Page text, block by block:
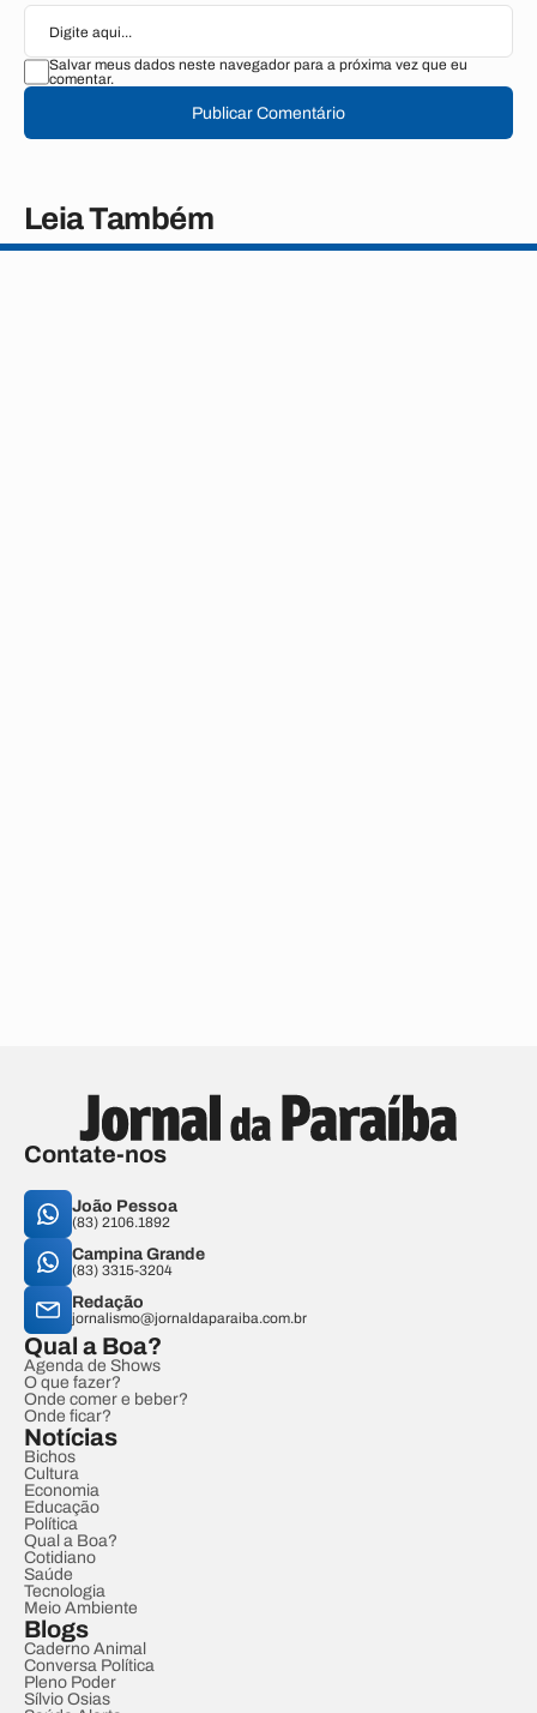
Salvar meus dados neste navegador para a próxima vez que eu
comentar.
Publicar Comentário
Leia Também
Contate-nos
João Pessoa
(83) 2106.1892
Campina Grande
(83) 3315-3204
Redação
jornalismo@jornaldaparaiba.com.br
Qual a Boa?
Agenda de Shows
O que fazer?
Onde comer e beber?
Onde ficar?
Notícias
Bichos
Cultura
Economia
Educação
Política
Qual a Boa?
Cotidiano
Saúde
Tecnologia
Meio Ambiente
Blogs
Caderno Animal
Conversa Política
Pleno Poder
Sílvio Osias